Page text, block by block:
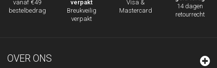
vanaf €49
bestelbedrag
verpakt
Breukveilig
verpakt
Visa &
Mastercard
14 dagen
retourrecht
OVER ONS